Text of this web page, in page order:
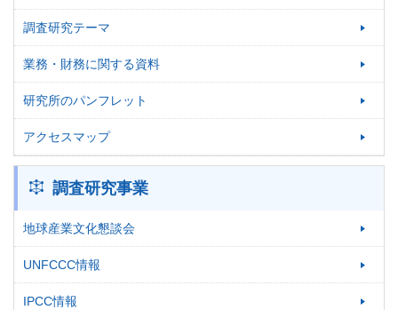
調査研究テーマ
業務・財務に関する資料
研究所のパンフレット
アクセスマップ
調査研究事業
地球産業文化懇談会
UNFCCC情報
IPCC情報